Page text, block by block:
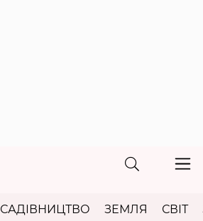
САДІВНИЦТВО ЗЕМЛЯ СВІТ